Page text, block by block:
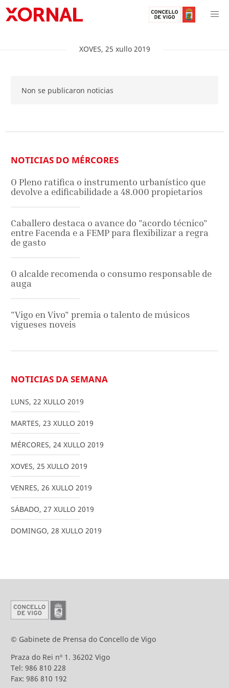
XOVES, 25 xullo 2019
Non se publicaron noticias
NOTICIAS DO MÉRCORES
O Pleno ratifica o instrumento urbanístico que
devolve a edificabilidade a 48.000 propietarios
Caballero destaca o avance do "acordo técnico"
entre Facenda e a FEMP para flexibilizar a regra
de gasto
O alcalde recomenda o consumo responsable de
auga
"Vigo en Vivo" premia o talento de músicos
vigueses noveis
NOTICIAS DA SEMANA
LUNS, 22 XULLO 2019
MARTES, 23 XULLO 2019
MÉRCORES, 24 XULLO 2019
XOVES, 25 XULLO 2019
VENRES, 26 XULLO 2019
SÁBADO, 27 XULLO 2019
DOMINGO, 28 XULLO 2019
© Gabinete de Prensa do Concello de Vigo
Praza do Rei nº 1. 36202 Vigo
Tel: 986 810 228
Fax: 986 810 192